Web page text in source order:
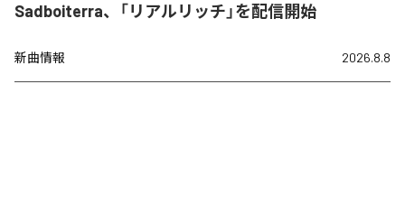
Sadboiterra、「リアルリッチ」を配信開始
新曲情報 2026.8.8